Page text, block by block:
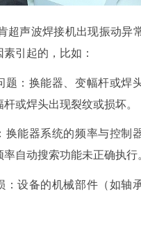
超声波焊接机出现振动异
素引起的 ，比如：
题：换能器、变幅杆或焊
或焊头出现裂纹或损坏。
换能器系统的频率与控制
自动搜索功能未正确执行
：设备的机械部件（如轴